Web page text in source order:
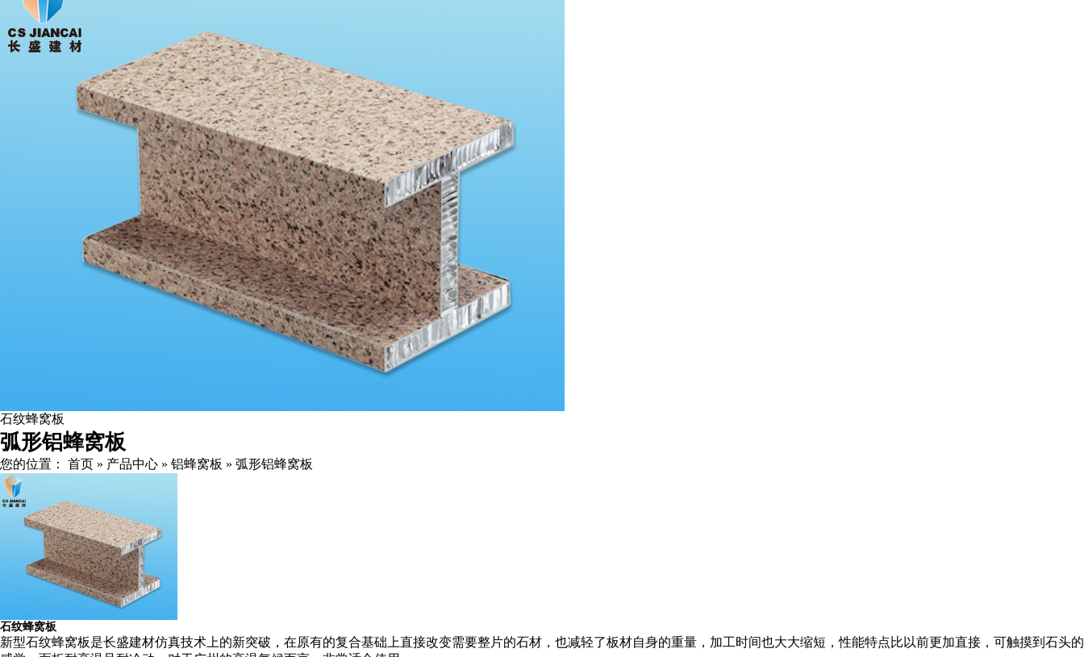
石纹蜂窝板
弧形铝蜂窝板
您的位置： 首页 » 产品中心 » 铝蜂窝板 » 弧形铝蜂窝板
石纹蜂窝板
新型石纹蜂窝板是长盛建材仿真技术上的新突破，在原有的复合基础上直接改变需要整片的石材，也减轻了板材自身的重量，加工时间也大大缩短，性能特点比以前更加直接，可触摸到石头的